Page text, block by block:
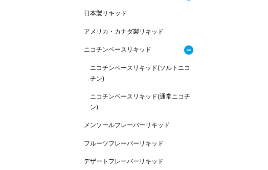
日本製リキッド
アメリカ・カナダ製リキッド
ニコチンベースリキッド
ニコチンベースリキッド(ソルトニコ
チン)
ニコチンベースリキッド(通常ニコチ
ン)
メンソールフレーバーリキッド
フルーツフレーバーリキッド
デザートフレーバーリキッド